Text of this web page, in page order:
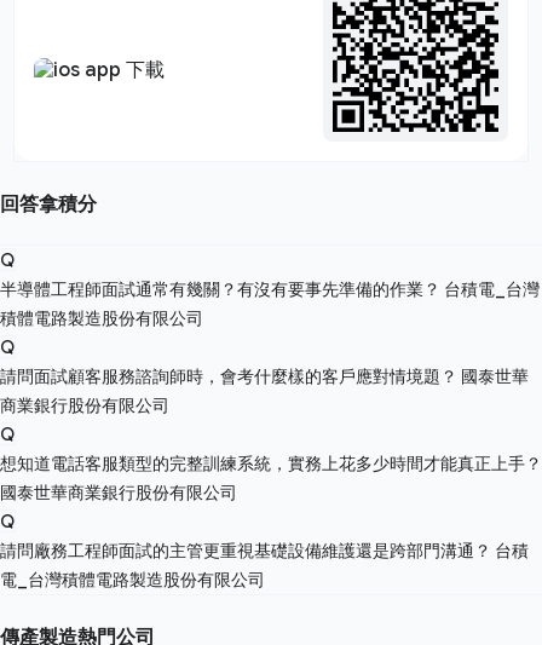
回答拿積分
Q
半導體工程師面試通常有幾關？有沒有要事先準備的作業？ 台積電_台灣
積體電路製造股份有限公司
Q
請問面試顧客服務諮詢師時，會考什麼樣的客戶應對情境題？ 國泰世華
商業銀行股份有限公司
Q
想知道電話客服類型的完整訓練系統，實務上花多少時間才能真正上手？
國泰世華商業銀行股份有限公司
Q
請問廠務工程師面試的主管更重視基礎設備維護還是跨部門溝通？ 台積
電_台灣積體電路製造股份有限公司
傳產製造熱門公司